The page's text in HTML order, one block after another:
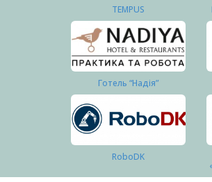
TEMPUS
Готель “Надія”
RoboDK